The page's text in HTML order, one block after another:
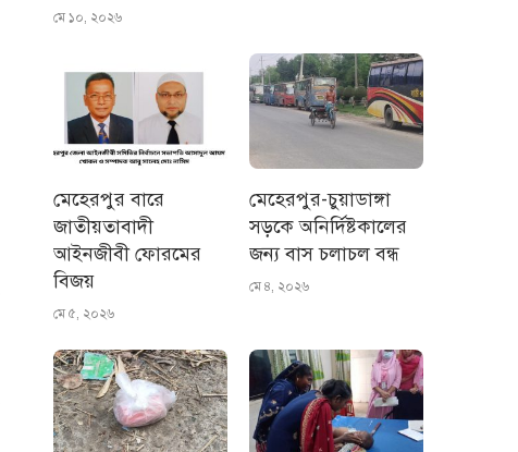
মে ১০, ২০২৬
মেহেরপুর বারে
জাতীয়তাবাদী
আইনজীবী ফোরমের
বিজয়
মে ৫, ২০২৬
মেহেরপুর-চুয়াডাঙ্গা
সড়কে অনির্দিষ্টকালের
জন্য বাস চলাচল বন্ধ
মে ৪, ২০২৬